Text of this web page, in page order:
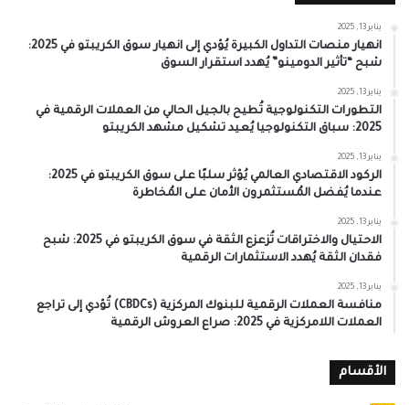
يناير 13, 2025
انهيار منصات التداول الكبيرة يُؤدي إلى انهيار سوق الكريبتو في 2025:
شبح “تأثير الدومينو” يُهدد استقرار السوق
يناير 13, 2025
التطورات التكنولوجية تُطيح بالجيل الحالي من العملات الرقمية في
2025: سباق التكنولوجيا يُعيد تشكيل مشهد الكريبتو
يناير 13, 2025
الركود الاقتصادي العالمي يُؤثر سلبًا على سوق الكريبتو في 2025:
عندما يُفضل المُستثمرون الأمان على المُخاطرة
يناير 13, 2025
الاحتيال والاختراقات تُزعزع الثقة في سوق الكريبتو في 2025: شبح
فقدان الثقة يُهدد الاستثمارات الرقمية
يناير 13, 2025
منافسة العملات الرقمية للبنوك المركزية (CBDCs) تُؤدي إلى تراجع
العملات اللامركزية في 2025: صراع العروش الرقمية
الأقسام